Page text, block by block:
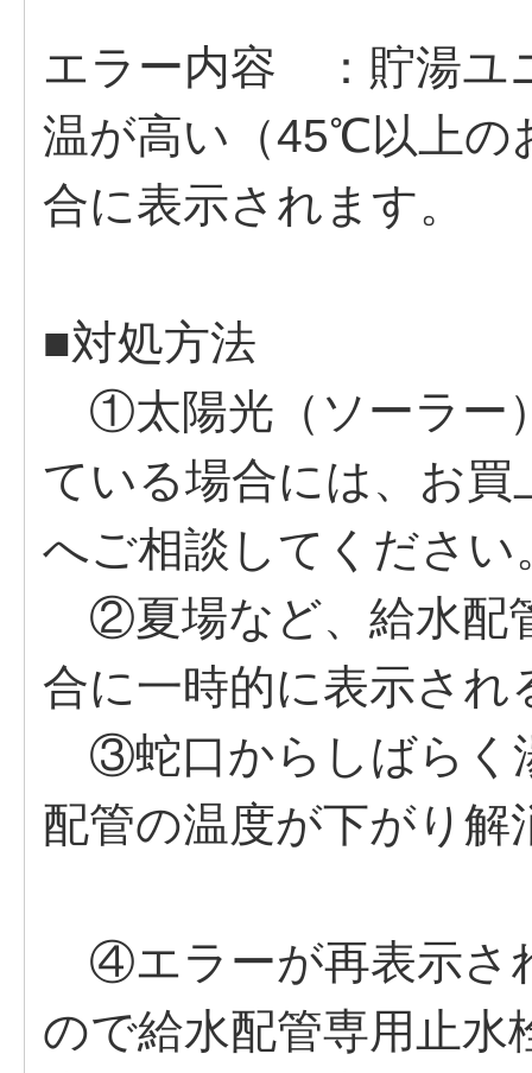
エラー内容 ：貯湯ユ
温が高い（45℃以上の
合に表示されます。
■対処方法
①太陽光（ソーラー
ている場合には、お買
へご相談してください
②夏場など、給水配
合に一時的に表示さ
③蛇口からしばらく
配管の温度が下がり
④エラーが再表示さ
ので給水配管専用止水